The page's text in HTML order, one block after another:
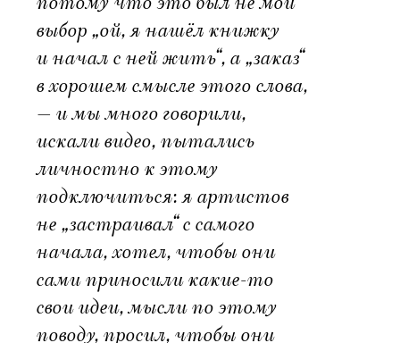
выбор „ой, я нашёл книжку
и начал с ней жить“, а „заказ“
в хорошем смысле этого слова,
— и мы много говорили,
искали видео, пытались
личностно к этому
подключиться: я артистов
не „застраивал“ с самого
начала, хотел, чтобы они
сами приносили какие-то
свои идеи, мысли по этому
поводу, просил, чтобы они